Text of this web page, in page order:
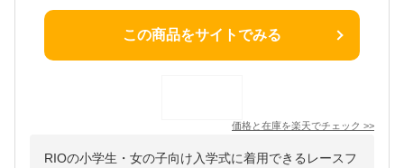
この商品をサイトでみる
価格と在庫を楽天でチェック >>
RIOの小学生・女の子向け入学式に着用できるレースフ